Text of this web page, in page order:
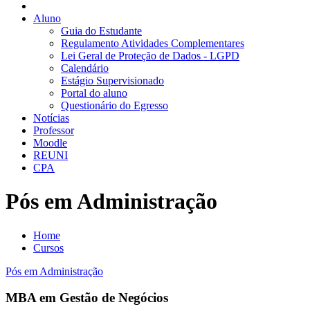
Aluno
Guia do Estudante
Regulamento Atividades Complementares
Lei Geral de Proteção de Dados - LGPD
Calendário
Estágio Supervisionado
Portal do aluno
Questionário do Egresso
Notícias
Professor
Moodle
REUNI
CPA
Pós em Administração
Home
Cursos
Pós em Administração
MBA em Gestão de Negócios